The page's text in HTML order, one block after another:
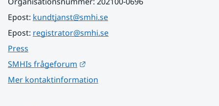
Epost: kundtjanst@smhi.se
Epost: registrator@smhi.se
Press
SMHIs frågeforum
Mer kontaktinformation